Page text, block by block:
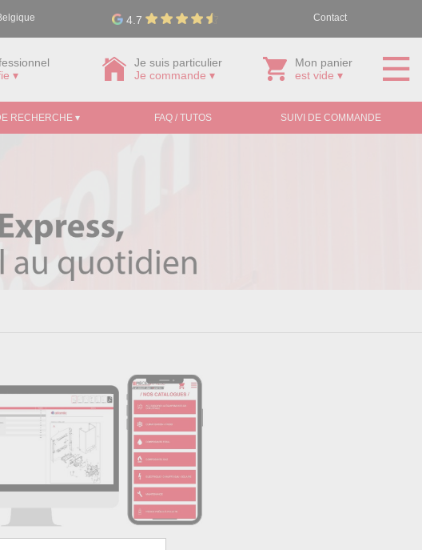
4.7 Contact
▾
Je suis particulier
Je commande ▾
Mon panier
est vide ▾
RECHERCHE ▾ FAQ / TUTOS SUIVI DE COMMANDE